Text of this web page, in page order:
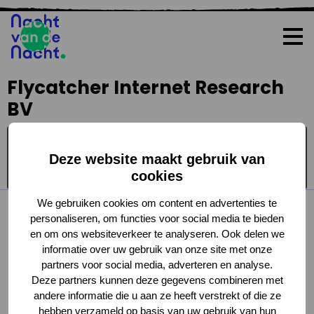
Deze website maakt gebruik van
cookies
We gebruiken cookies om content en advertenties te
personaliseren, om functies voor social media te bieden
en om ons websiteverkeer te analyseren. Ook delen we
informatie over uw gebruik van onze site met onze
partners voor social media, adverteren en analyse.
Deze partners kunnen deze gegevens combineren met
andere informatie die u aan ze heeft verstrekt of die ze
hebben verzameld op basis van uw gebruik van hun
Flycatcher Internet Research
BV
Nacht uit!